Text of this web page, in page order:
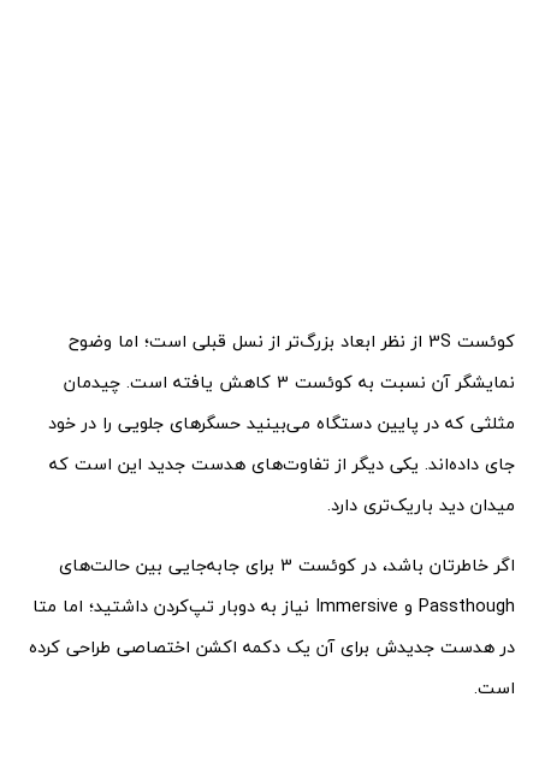
کوئست 3S از نظر ابعاد بزرگ‌تر از نسل قبلی است؛ اما وضوح
نمایشگر آن نسبت به کوئست 3 کاهش یافته است. چیدمان
مثلثی که در پایین دستگاه می‌بینید حسگرهای جلویی را در خود
جای داده‌اند. یکی دیگر از تفاوت‌های هدست جدید این است که
میدان دید باریک‌تری دارد.
اگر خاطرتان باشد، در کوئست 3 برای جابه‌جایی بین حالت‌های
Passthough و Immersive نیاز به دوبار تپ‌کردن داشتید؛ اما متا
در هدست جدیدش برای آن یک دکمه اکشن اختصاصی طراحی کرده
است.